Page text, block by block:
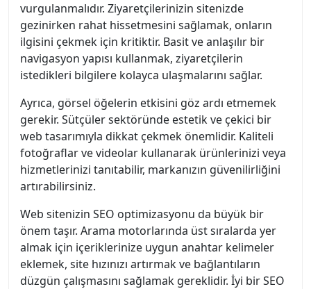
vurgulanmalıdır. Ziyaretçilerinizin sitenizde
gezinirken rahat hissetmesini sağlamak, onların
ilgisini çekmek için kritiktir. Basit ve anlaşılır bir
navigasyon yapısı kullanmak, ziyaretçilerin
istedikleri bilgilere kolayca ulaşmalarını sağlar.
Ayrıca, görsel öğelerin etkisini göz ardı etmemek
gerekir. Sütçüler sektöründe estetik ve çekici bir
web tasarımıyla dikkat çekmek önemlidir. Kaliteli
fotoğraflar ve videolar kullanarak ürünlerinizi veya
hizmetlerinizi tanıtabilir, markanızın güvenilirliğini
artırabilirsiniz.
Web sitenizin SEO optimizasyonu da büyük bir
önem taşır. Arama motorlarında üst sıralarda yer
almak için içeriklerinize uygun anahtar kelimeler
eklemek, site hızınızı artırmak ve bağlantıların
düzgün çalışmasını sağlamak gereklidir. İyi bir SEO